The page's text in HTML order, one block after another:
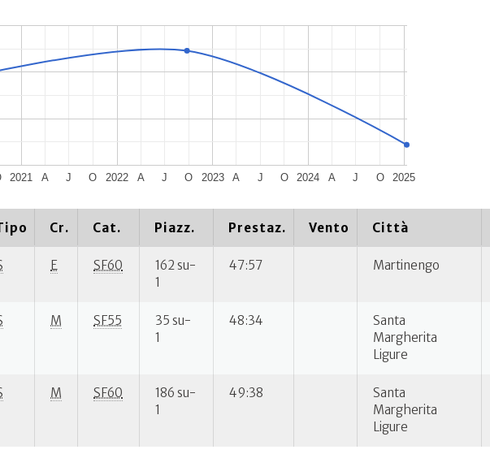
2021 2022 2023 2024 2025
A J O A J O A J O A J O
Cr. Cat. Piazz. Prestaz. Vento Città
E SF60
162 su-
1
47:57 Martinengo
M SF55
35 su-
1
48:34
Santa
Margherita
Ligure
M SF60
186 su-
1
49:38
Santa
Margherita
Ligure